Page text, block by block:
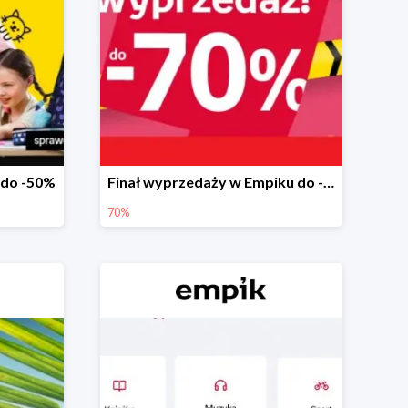
-50% Finał wyprzedaży w Empiku do -70%
70%